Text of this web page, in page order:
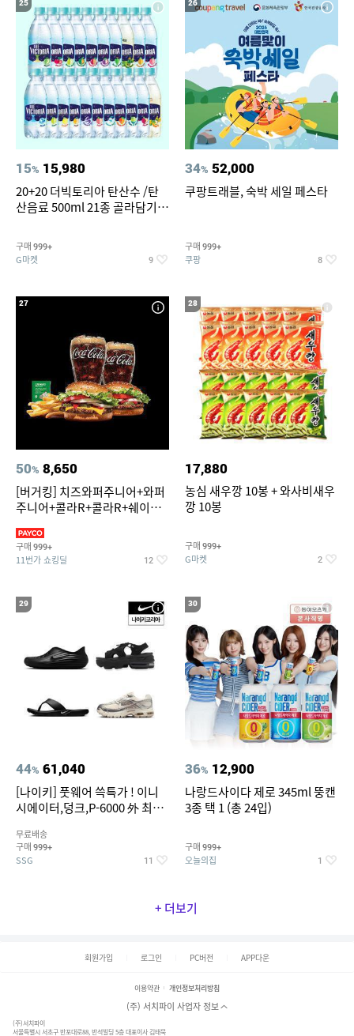
25
15% 15,980
20+20 더빅토리아 탄산수 /탄
산음료 500ml 21종 골라담기
구매 999+
G마켓 9
26
34% 52,000
쿠팡트래블, 숙박 세일 페스타
구매 999+
쿠팡 8
27
50% 8,650
[버거킹] 치즈와퍼주니어+와퍼
주니어+콜라R+콜라R+쉐이킹
구매 999+
11번가 쇼킹딜 12
28
17,880
농심 새우깡 10봉 + 와사비새우
깡 10봉
구매 999+
G마켓 2
29
44% 61,040
[나이키] 풋웨어 쓱특가 ! 이니
시에이터,덩크,P-6000 外 최대
무료배송
구매 999+
SSG 11
30
36% 12,900
나랑드사이다 제로 345ml 뚱캔
3종 택 1 (총 24입)
구매 999+
오늘의집 1
+ 더보기
회원가입 로그인 PC버전 APP다운
이용약관 개인정보처리방침
(주) 서치파이 사업자 정보
(주)서치파이
서울특별시 서초구 반포대로88, 반석빌딩 5층 대표이사 김태묵